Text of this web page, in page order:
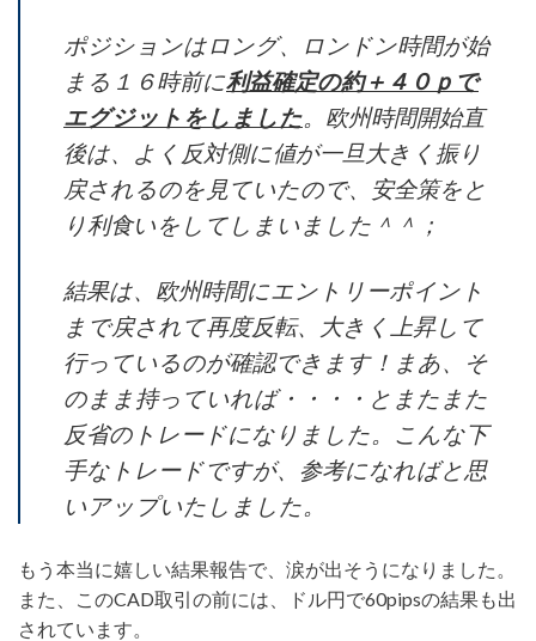
ポジションはロング、ロンドン時間が始
まる１６時前に利益確定の約＋４０ｐで
エグジットをしました。欧州時間開始直
後は、よく反対側に値が一旦大きく振り
戻されるのを見ていたので、安全策をと
り利食いをしてしまいました＾＾；
結果は、欧州時間にエントリーポイント
まで戻されて再度反転、大きく上昇して
行っているのが確認できます！まあ、そ
のまま持っていれば・・・・とまたまた
反省のトレードになりました。こんな下
手なトレードですが、参考になればと思
いアップいたしました。
もう本当に嬉しい結果報告で、涙が出そうになりました。
また、このCAD取引の前には、ドル円で60pipsの結果も出
されています。